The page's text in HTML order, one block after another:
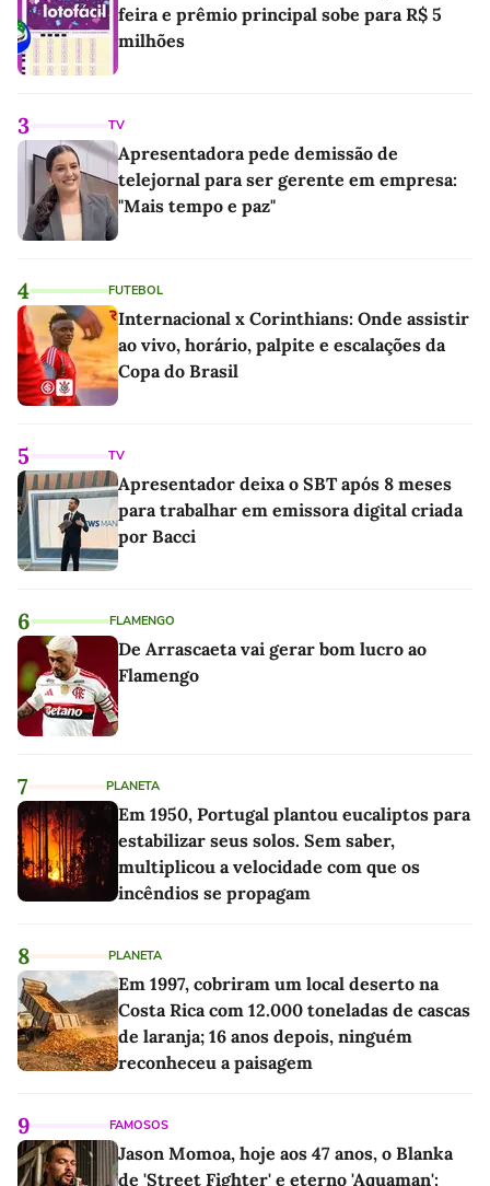
feira e prêmio principal sobe para R$ 5
milhões
3 TV
Apresentadora pede demissão de
telejornal para ser gerente em empresa:
"Mais tempo e paz"
4 FUTEBOL
Internacional x Corinthians: Onde assistir
ao vivo, horário, palpite e escalações da
Copa do Brasil
5 TV
Apresentador deixa o SBT após 8 meses
para trabalhar em emissora digital criada
por Bacci
6 FLAMENGO
De Arrascaeta vai gerar bom lucro ao
Flamengo
7 PLANETA
Em 1950, Portugal plantou eucaliptos para
estabilizar seus solos. Sem saber,
multiplicou a velocidade com que os
incêndios se propagam
8 PLANETA
Em 1997, cobriram um local deserto na
Costa Rica com 12.000 toneladas de cascas
de laranja; 16 anos depois, ninguém
reconheceu a paisagem
9 FAMOSOS
Jason Momoa, hoje aos 47 anos, o Blanka
de 'Street Fighter' e eterno 'Aquaman':